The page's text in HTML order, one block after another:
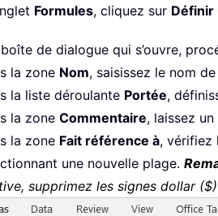
Formules, cliquez sur Définir
de dialogue qui s’ouvre,
la zone Nom, saisissez le nom
la liste déroulante Portée,
la zone Commentaire, laissez
la zone Fait référence à, vérifiez
une nouvelle plage.
supprimez les signes dollar